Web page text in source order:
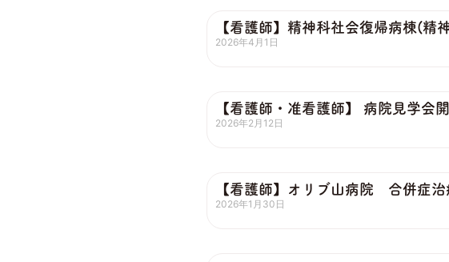
【看護師】精神科社会復帰
2026年4月1日
【看護師・准看護師】 病院見学会
2026年2月12日
【看護師】オリブ山病院 合併症治
2026年1月30日